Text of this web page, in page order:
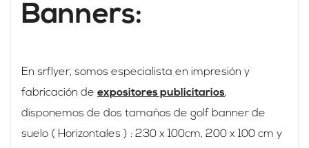
Banners:
En srflyer, somos especialista en impresión y
fabricación de expositores publicitarios,
disponemos de dos tamaños de golf banner de
suelo ( Horizontales ) : 230 x 100cm, 200 x 100 cm y